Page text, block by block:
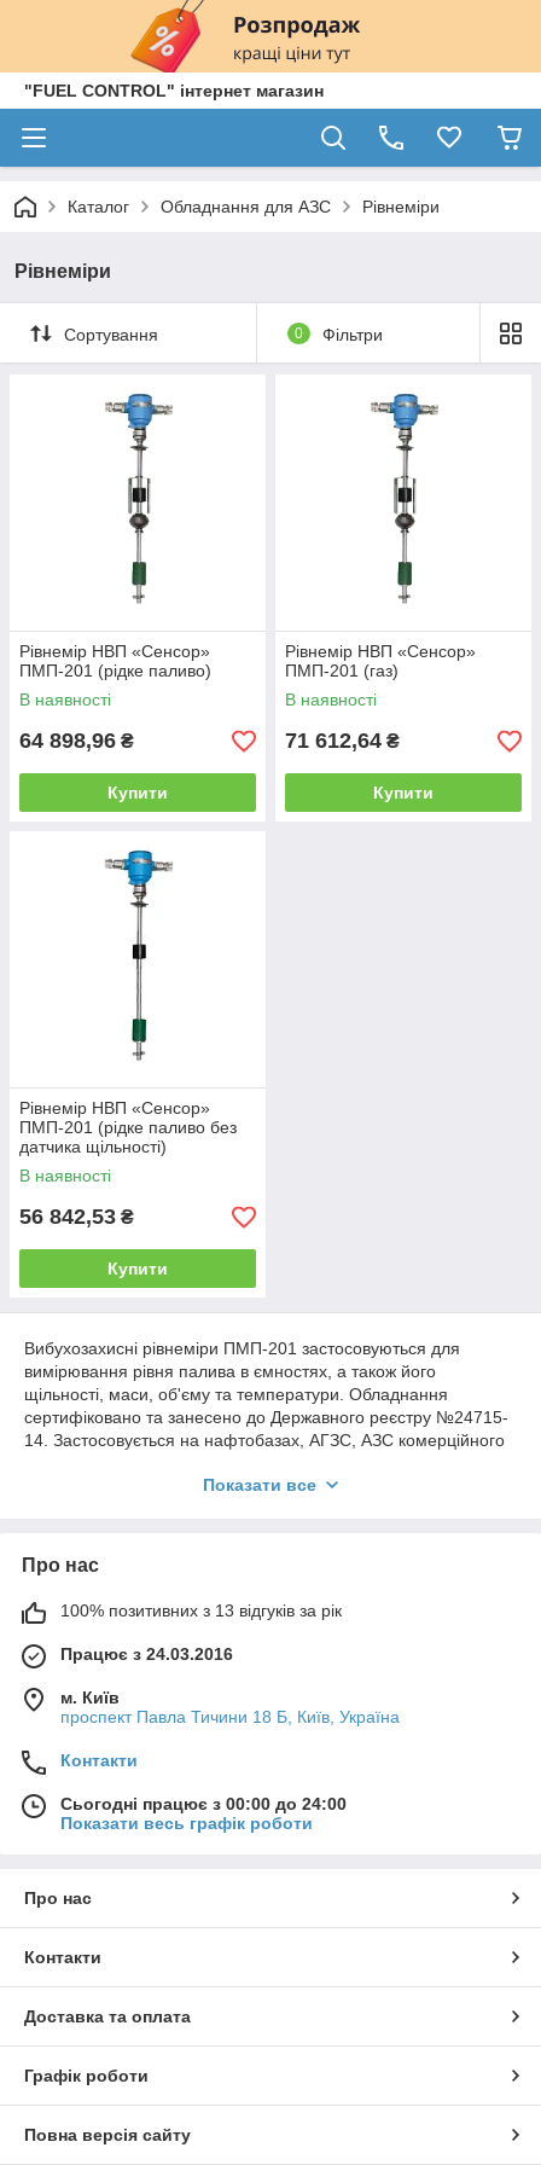
"FUEL CONTROL" інтернет магазин
Каталог Обладнання для АЗС Рівнеміри
Рівнеміри
Сортування 0 Фільтри
Рівнемір НВП «Сенсор»
ПМП-201 (рідке паливо)
В наявності
64 898,96 ₴
Купити
Рівнемір НВП «Сенсор»
ПМП-201 (газ)
В наявності
71 612,64 ₴
Купити
Рівнемір НВП «Сенсор»
ПМП-201 (рідке паливо без
датчика щільності)
В наявності
56 842,53 ₴
Купити
Вибухозахисні рівнеміри ПМП-201 застосовуються для
вимірювання рівня палива в ємностях, а також його
щільності, маси, об'єму та температури. Обладнання
сертифіковано та занесено до Державного реєстру №24715-
14. Застосовується на нафтобазах, АГЗС, АЗС комерційного
на підприємствах, де використовують вибухозахищене
ємностях та контролю видачі палива, а також у складі таких
проводиться автоматично без попередження персоналу та
ПМП відповідає всім вимогам, що гарантує безпеку під час
експлуатації на об'єктах підвищеної вибухонебезпечності.
Устаткування має різні комплектації, що дозволяє передавати
Ethernet, інтерфейсів RS-485 або 232, USB із застосуванням
Modbus, СЕНС протоколу.
Показати все
Про нас
100% позитивних з 13 відгуків за рік
Працює з 24.03.2016
м. Київ
проспект Павла Тичини 18 Б, Київ, Україна
Контакти
Сьогодні працює з 00:00 до 24:00
Показати весь графік роботи
Про нас
Контакти
Доставка та оплата
Графік роботи
Повна версія сайту